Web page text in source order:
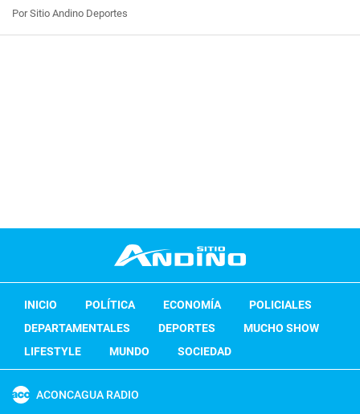
Por Sitio Andino Deportes
INICIO POLÍTICA ECONOMÍA
POLICIALES
DEPARTAMENTALES
DEPORTES
MUCHO SHOW
LIFESTYLE
MUNDO SOCIEDAD
ACONCAGUA RADIO